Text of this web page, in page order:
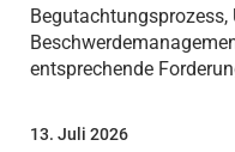
entsprechende
13. Juli 2026